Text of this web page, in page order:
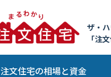
ザ・
「注
注文住宅の相場と資金